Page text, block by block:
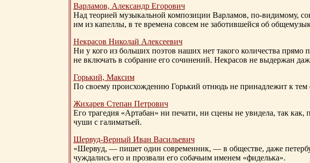
Варламов, Александр Егорович
Над теорией музыкальной композиции Варламов, по-видимому,
им из капеллы, в те времена совсем не заботившейся об
Некрасов Николай Алексеевич
Ни у кого из больших поэтов наших нет такого количества прямо
не включать в собрание его сочинений. Некрасов не выдержан
Горький, Максим
По своему происхождению Горький отнюдь не принадлежит к
Жихарев Степан Петрович
Его трагедия «Артабан» ни печати, ни сцены не увидела, так
чуши с галиматьей.
Шервуд-Верный Иван Васильевич
«Шервуд, — пишет один современник, — в обществе, даже
чуждались его и прозвали его собачьим именем «фиделька».